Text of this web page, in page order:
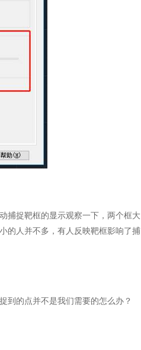
捕捉靶框的显示观察一下，两个框大
的人并不多，有人反映靶框影响了捕
到的点并不是我们需要的怎么办？